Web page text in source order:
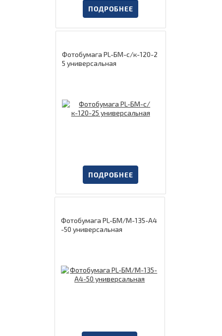
ПОДРОБНЕЕ
Фотобумага PL-БМ-с/к-120-2
5 универсальная
ПОДРОБНЕЕ
Фотобумага PL-БМ/М-135-А4
-50 универсальная